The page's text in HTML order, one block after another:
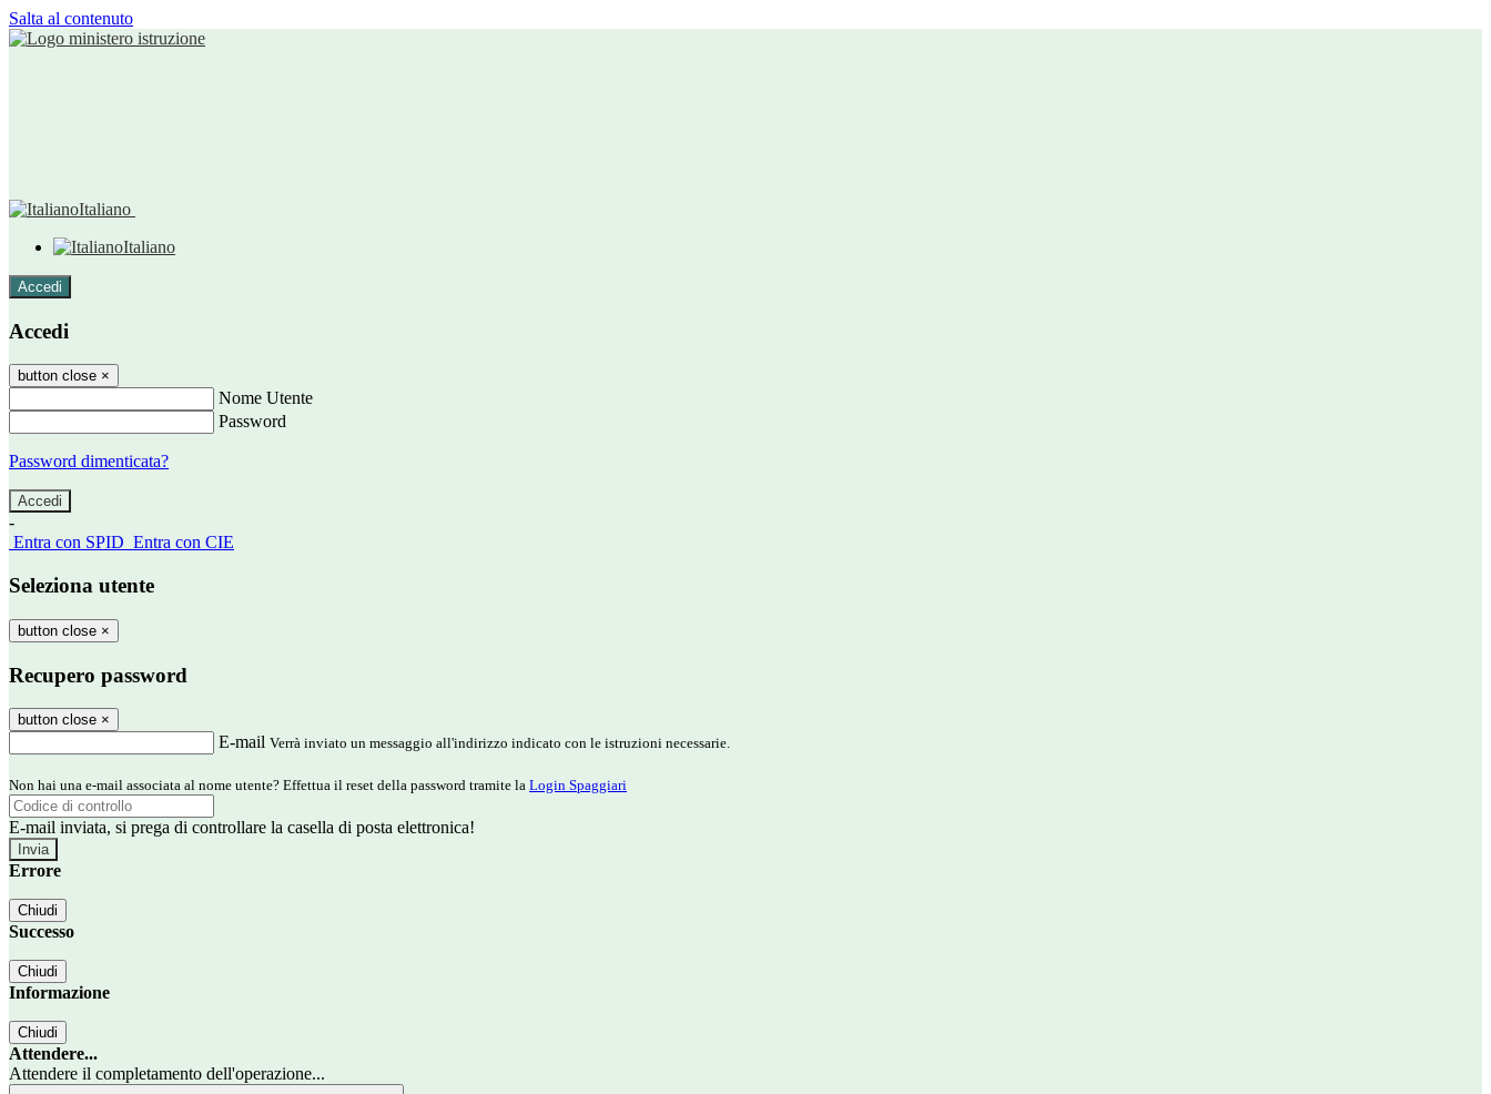
Salta al contenuto
Italiano
Italiano
Accedi
Accedi
button close ×
Nome Utente
Password
Password dimenticata?
-
Entra con SPID Entra con CIE
Seleziona utente
button close ×
Recupero password
button close ×
E-mail Verrà inviato un messaggio all'indirizzo indicato con le istruzioni necessarie.
Non hai una e-mail associata al nome utente? Effettua il reset della password tramite la Login Spaggiari
E-mail inviata, si prega di controllare la casella di posta elettronica!
Errore
Chiudi
Successo
Chiudi
Informazione
Chiudi
Attendere...
Attendere il completamento dell'operazione...